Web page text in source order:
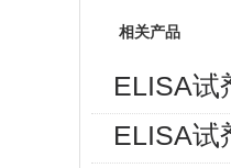
相关产品
ELISA试
ELISA试